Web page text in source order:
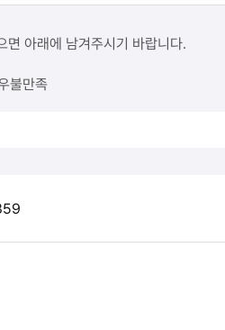
면 아래에 남겨주시기 바랍니다.
불만족